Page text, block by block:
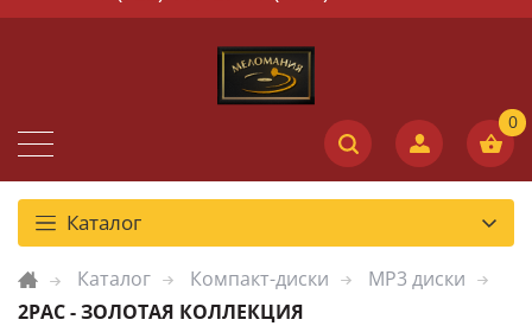
Каталог
Каталог Компакт-диски
MP3 диски
2PAC - ЗОЛОТАЯ КОЛЛЕКЦИЯ